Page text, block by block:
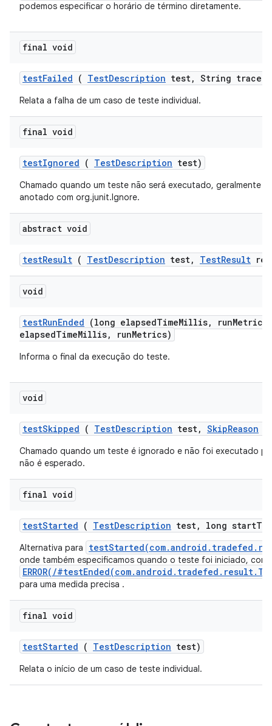
podemos especificar o horário de término diretamente.
final void
testFailed ( TestDescription test, String trace)
Relata a falha de um caso de teste individual.
final void
testIgnored ( TestDescription test)
Chamado quando um teste não será executado, geralmente
anotado com org.junit.Ignore.
abstract void
testResult ( TestDescription test, TestResult
void
testRunEnded (long elapsedTimeMillis, runMetrics)
elapsedTimeMillis, runMetrics)
Informa o final da execução do teste.
void
testSkipped ( TestDescription test, SkipReason
Chamado quando um teste é ignorado e não foi executado
não é esperado.
final void
testStarted ( TestDescription test, long start
Alternativa para
onde também especificamos quando o teste foi iniciado,
ERROR(/
para uma medida precisa .
final void
testStarted ( TestDescription test)
Relata o início de um caso de teste individual.